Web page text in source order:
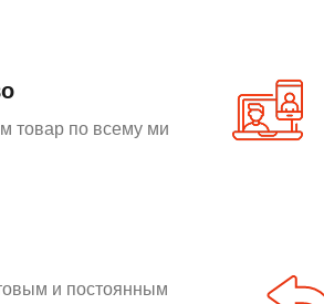
товар по всему ми
и постоянным